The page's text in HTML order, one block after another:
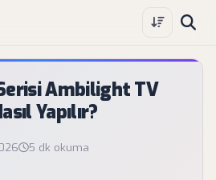
Ambilight TV
Yapılır?
5 dk okuma